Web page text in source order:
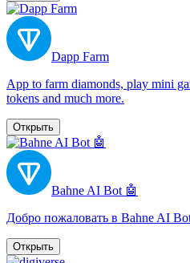
Dapp Farm
App to farm diamonds, play mini
tokens and much more.
Открыть
Bahne AI Bot 🤖
Добро пожаловать в Bahne AI
Открыть